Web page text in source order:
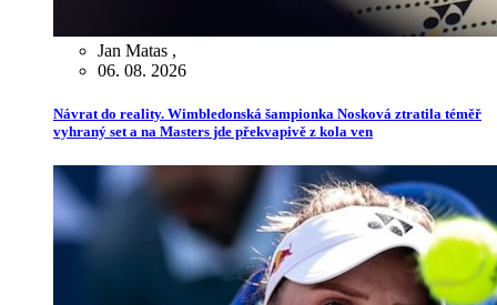
Jan Matas ,
06. 08. 2026
Návrat do reality. Wimbledonská šampionka Nosková ztratila téměř
vyhraný set a na Masters jde překvapivě z kola ven